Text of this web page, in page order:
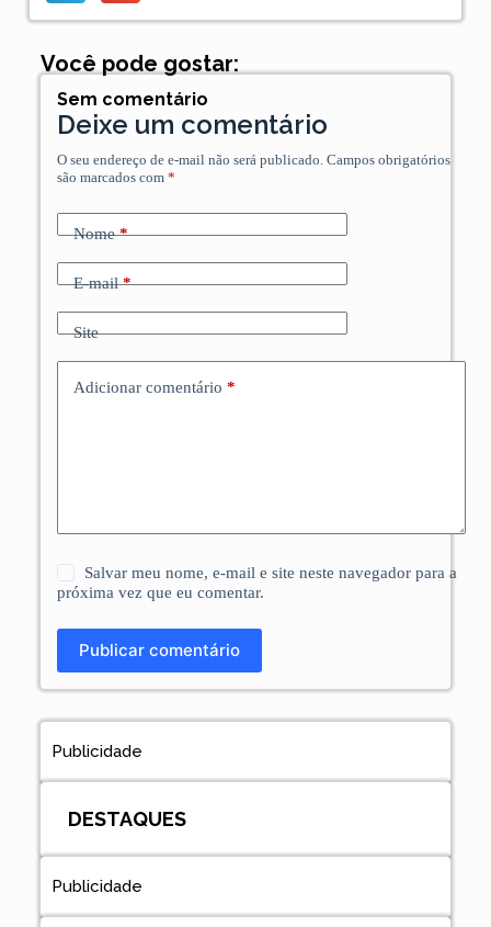
Você pode gostar:
Sem comentário
Deixe um comentário
O seu endereço de e-mail não será publicado. Campos obrigatórios
são marcados com *
Nome*
E-mail*
Site
Adicionar comentário *
Salvar meu nome, e-mail e site neste navegador para a
próxima vez que eu comentar.
Publicar comentário
Publicidade
DESTAQUES
Publicidade